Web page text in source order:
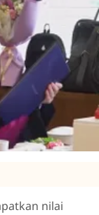
nilai